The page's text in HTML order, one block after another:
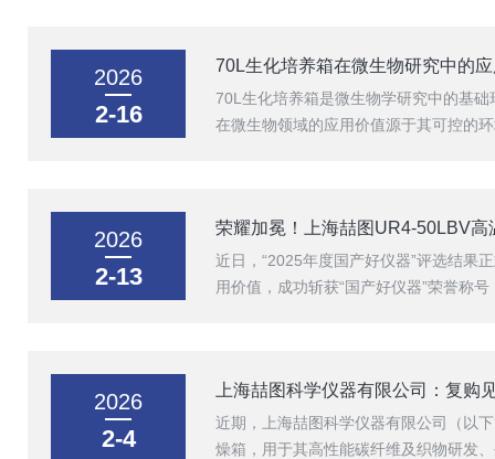
2026
2-16
70L生化培养箱在微生物研究中的
70L生化培养箱是微生物学研究中的基
在微生物领域的应用价值源于其可控的
2026
2-13
荣耀加冕！上海喆图UR4-50LBV高
近日，“2025年度国产好仪器”评选结果
用价值，成功斩获“国产好仪器”荣誉称
2026
2-4
上海喆图科学仪器有限公司：复
近期，上海喆图科学仪器有限公司（以
燥箱，用于其高性能碳纤维及织物研发